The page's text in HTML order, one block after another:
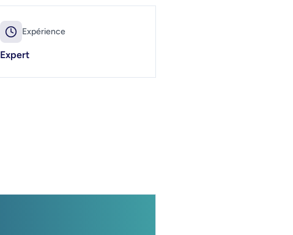
Expérience
Expert